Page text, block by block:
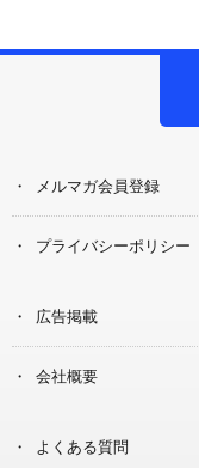
メルマガ会員登録
プライバシーポリシー
広告掲載
会社概要
よくある質問